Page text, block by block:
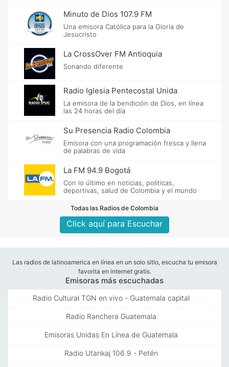
Minuto de Dios 107.9 FM
Una emisora Católica para la Gloria de
Jesucristo
La CrossOver FM Antioquia
Sonando diferente
Radio Iglesia Pentecostal Unida
La emisora de la bendición de Dios, en línea
las 24 horas del día
Su Presencia Radio Colombia
Emisora con una programación fresca y llena
de palabras de vida
La FM 94.9 Bogotá
Con lo último en noticias, politicas,
deportivas, salud de Colombia y el mundo
Todas las Radios de Colombia
Click aquí para Escuchar
Las radios de latinoamerica en línea en un solo sitio, escucha tu emisora
favorita en internet gratis.
Emisoras más escuchadas
Radio Cultural TGN en vivo - Guatemala capital
Radio Ranchera Guatemala
Emisoras Unidas En Línea de Guatemala
Radio Utankaj 106.9 - Petén